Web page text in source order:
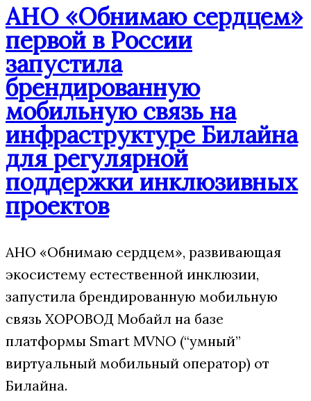
АНО «Обнимаю сердцем»
первой в России
запустила
брендированную
мобильную связь на
инфраструктуре Билайна
для регулярной
поддержки инклюзивных
проектов
АНО «Обнимаю сердцем», развивающая
экосистему естественной инклюзии,
запустила брендированную мобильную
связь ХОРОВОД Мобайл на базе
платформы Smart MVNO (“умный”
виртуальный мобильный оператор) от
Билайна.